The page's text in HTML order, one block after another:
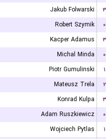
Jakub Folwarski
۳
Robert Szymik
۰
Kacper Adamus
۳
Michal Minda
۰
Piotr Gumulinski
۱
Mateusz Trela
۲
Konrad Kulpa
۳
Adam Ruszkiewicz
۰
Wojciech Pytlas
۱